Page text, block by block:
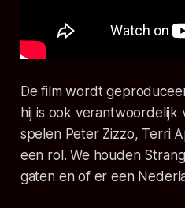
De film wordt
hij is ook
spelen Peter Zizzo, Terri
een rol. We houden
gaten en of er een